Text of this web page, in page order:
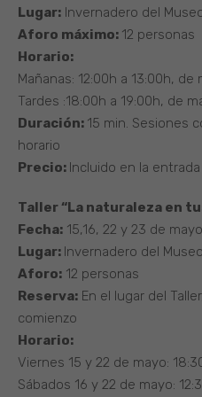
Lugar: Invernadero del
Aforo máximo: 12 personas
Horario:
Mañanas: 12:00h a 13:00h,
Tardes :18:00h a 19:00h, de
Duración: 15 min. Sesiones
horario
Precio: Incluido en la
Taller “La naturaleza en
Fecha: 15,16, 22 y 23 de mayo
Lugar: Invernadero del
Aforo: 12 personas
Reserva: En el lugar del
comienzo
Horario:
Viernes 15 y 22 de mayo:
Sábados 16 y 22 de mayo: